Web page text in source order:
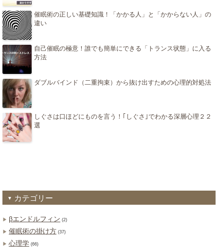
催眠術の正しい基礎知識！「かかる人」と「かからない人」の
違い
自己催眠の極意！誰でも簡単にできる「トランス状態」に入る
方法
ダブルバインド（二重拘束）から抜け出すための心理的対処法
しぐさは口ほどにものを言う！｢しぐさ｣でわかる深層心理２２
選
カテゴリー
βエンドルフィン (2)
催眠術の掛け方 (37)
心理学 (66)